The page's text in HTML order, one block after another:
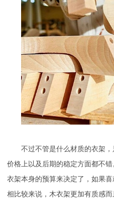
不过不管是什么材质的衣架
价格上以及后期的稳定方面都不
衣架本身的预算来决定了，如果
相比较来说，木衣架更加有质感而